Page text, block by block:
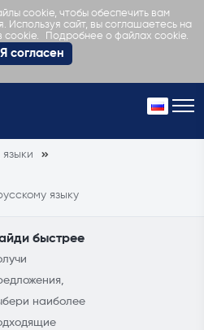
cookie, чтобы обеспечить вам
Используя сайт, вы соглашаетесь на
cookie.
Подробнее о файлах cookie.
Я согласен
языку
быстрее
наиболее